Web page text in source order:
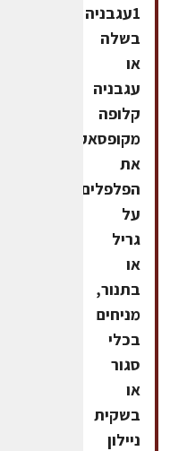
1עגבניה
בשלה
או
עגבניה
קלופה
מקופסאקולים
את
הפלפלים
על
גריל
או
בתנור,
מניחים
בכלי
סגור
או
בשקית
ניילון